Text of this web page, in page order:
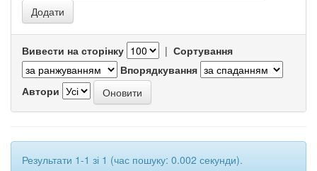
Вивести на сторінку | Сортування
Впорядкування
Автори
Результати 1-1 зі 1 (час пошуку: 0.002 секунди).